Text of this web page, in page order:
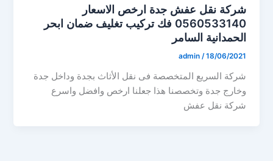
شركة نقل عفش جدة ارخص الاسعار
0560533140 فك تركيب تغليف ضمان ابحر
الحمدانية السامر
admin /18/06/2021
شركة السريع المتخصصة فى نقل الأثاث بجدة وداخل جدة
وخارج جدة وتخصصنا هذا جعلنا ارخص وافضل واسرع
شركة نقل عفش